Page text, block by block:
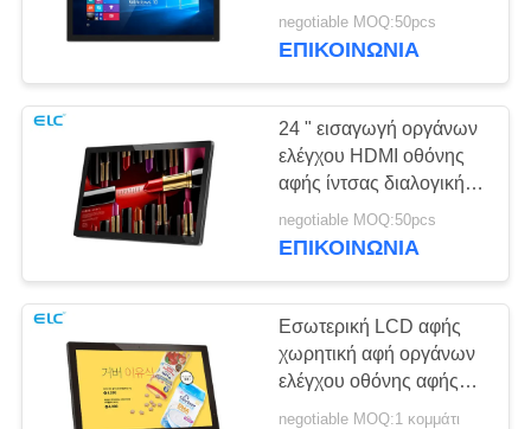
οθόνης αφής
ενισχυτικές/επιτραπέζια
negotiable MOQ:50pcs
ΕΠΙΚΟΙΝΩΝΙΑ
24 " εισαγωγή οργάνων
ελέγχου HDMI οθόνης
αφής ίντσας διαλογική
για την εσωτερική
διαφήμιση
negotiable MOQ:50pcs
ΕΠΙΚΟΙΝΩΝΙΑ
Εσωτερική LCD αφής
χωρητική αφή οργάνων
ελέγχου οθόνης αφής
οργάνων ελέγχου μικρή
negotiable MOQ:1 κομμάτι